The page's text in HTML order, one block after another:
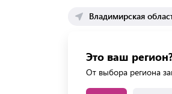
Владимирская
Это ваш
От выбора региона